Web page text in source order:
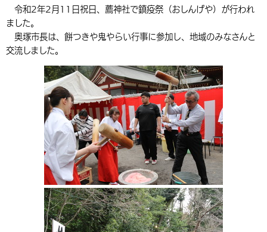
言語を選択
英語（English） 中国語（簡体字）
中国語（繁体字） 韓国語（한국어）
組織案内
福祉・介護 健康・予防
環境・衛生
外国人の方向け情報
入札・契約 産業・雇用
農林水産業 税金
都市整備
子育て・教育
施設情報 子どもを預ける
手当・助成
相談・支援・情報 計画・施策
観光・移住
遊ぶ・体験する グルメ・食べる
買う・おみやげ 四季のイベント・祭り
移住・定住
中津市について 市役所の紹介
地方創生・地域活性化 広報・広聴
行政・計画
令和2年2月11日祝日、薦神社で鎮疫祭（おしんげや）が行われ
ました。
奥塚市長は、餅つきや鬼やらい行事に参加し、地域のみなさんと
交流しました。